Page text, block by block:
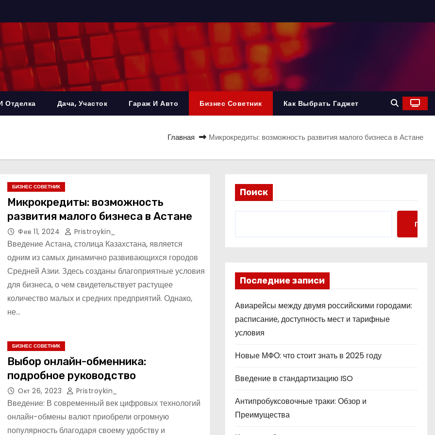
Отделка Дача, Участок Гараж И Авто Бизнес Советник Как Выбрать Гаджет
Главная Микрокредиты: возможность развития малого бизнеса в Астане
БИЗНЕС СОВЕТНИК
Микрокредиты: возможность
развития малого бизнеса в Астане
Фев 11, 2024 Pristroykin_
Введение Астана, столица Казахстана, является
одним из самых динамично развивающихся городов
Средней Азии. Здесь созданы благоприятные условия
для бизнеса, о чем свидетельствует растущее
количество малых и средних предприятий. Однако,
не…
БИЗНЕС СОВЕТНИК
Выбор онлайн-обменника:
подробное руководство
Окт 26, 2023 Pristroykin_
Введение: В современный век цифровых технологий
онлайн-обмены валют приобрели огромную
популярность благодаря своему удобству и
Поиск
Поиск
Последние записи
Авиарейсы между двумя российскими городами:
расписание, доступность мест и тарифные
условия
Новые МФО: что стоит знать в 2025 году
Введение в стандартизацию ISO
Антипробуксовочные траки: Обзор и
Преимущества